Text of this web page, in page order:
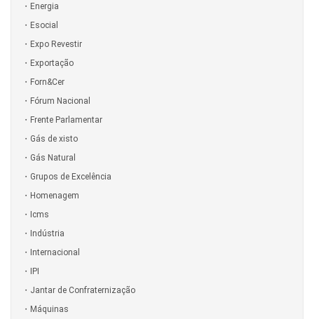
Energia
Esocial
Expo Revestir
Exportação
Forn&Cer
Fórum Nacional
Frente Parlamentar
Gás de xisto
Gás Natural
Grupos de Excelência
Homenagem
Icms
Indústria
Internacional
IPI
Jantar de Confraternização
Máquinas